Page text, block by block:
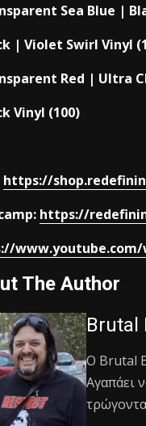
Sea Blue |
| Violet Swirl Vinyl
Red | Ultra
Vinyl (100)
https://
https://
www.youtube.com/
The Author
Brutal
Ο Βrutal
Αγαπάει